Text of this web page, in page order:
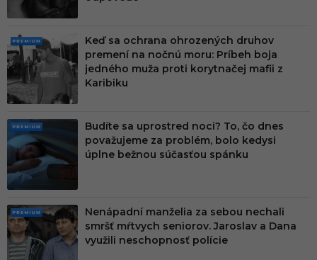
PRE
MIU
M
Keď sa ochrana ohrozených druhov
premení na nočnú moru: Príbeh boja
jedného muža proti korytnačej mafii z
Karibiku
PRE
MIU
M
Budíte sa uprostred noci? To, čo dnes
považujeme za problém, bolo kedysi
úplne bežnou súčasťou spánku
PRE
MIU
M
Nenápadní manželia za sebou nechali
smršť mŕtvych seniorov. Jaroslav a Dana
využili neschopnosť polície